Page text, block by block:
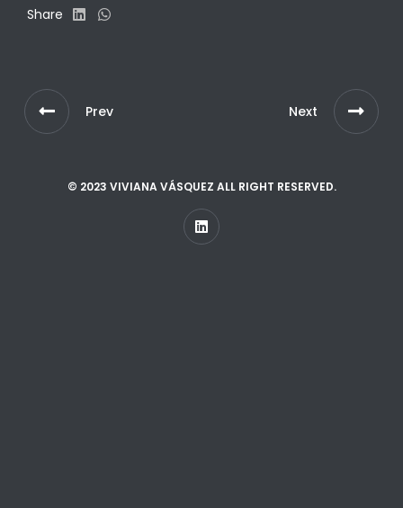
Share
Prev Next
© 2023 VIVIANA VÁSQUEZ ALL RIGHT RESERVED.